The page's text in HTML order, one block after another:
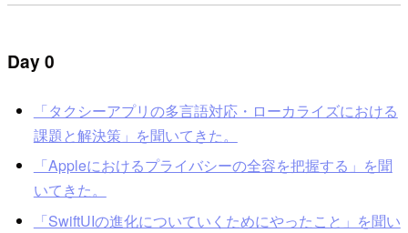
Day 0
「タクシーアプリの多言語対応・ローカライズにおける
課題と解決策」を聞いてきた。
「Appleにおけるプライバシーの全容を把握する」を聞
いてきた。
「SwiftUIの進化についていくためにやったこと」を聞い